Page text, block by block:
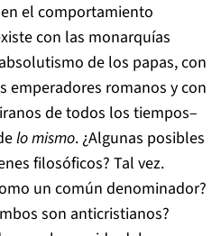
el comportamiento
con las monarquías
de los papas, con
emperadores romanos y con
de todos los tiempos–
lo mismo. ¿Algunas posibles
filosóficos? Tal vez.
un común denominador?
son anticristianos?